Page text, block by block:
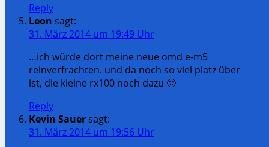
Reply
Leon sagt:
31. März 2014 um 19:49 Uhr
…ich würde dort meine neue omd e-m5
reinverfrachten. und da noch so viel platz über
ist, die kleine rx100 noch dazu 🙂
Reply
Kevin Sauersagt:
31. März 2014 um 19:56 Uhr